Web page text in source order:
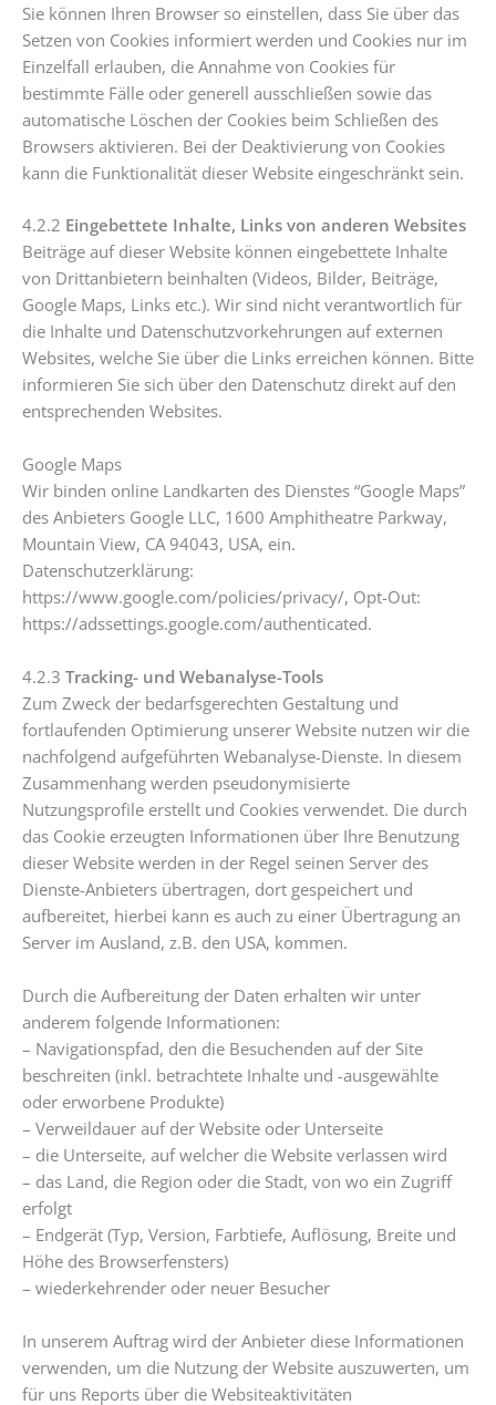
Sie können Ihren Browser so einstellen, dass Sie über das
Setzen von Cookies informiert werden und Cookies nur im
Einzelfall erlauben, die Annahme von Cookies für
bestimmte Fälle oder generell ausschließen sowie das
automatische Löschen der Cookies beim Schließen des
Browsers aktivieren. Bei der Deaktivierung von Cookies
kann die Funktionalität dieser Website eingeschränkt sein.
4.2.2 Eingebettete Inhalte, Links von anderen Websites
Beiträge auf dieser Website können eingebettete Inhalte
von Drittanbietern beinhalten (Videos, Bilder, Beiträge,
Google Maps, Links etc.). Wir sind nicht verantwortlich für
die Inhalte und Datenschutzvorkehrungen auf externen
Websites, welche Sie über die Links erreichen können. Bitte
informieren Sie sich über den Datenschutz direkt auf den
entsprechenden Websites.
Google Maps
Wir binden online Landkarten des Dienstes “Google Maps”
des Anbieters Google LLC, 1600 Amphitheatre Parkway,
Mountain View, CA 94043, USA, ein.
Datenschutzerklärung:
https://www.google.com/policies/privacy/, Opt-Out:
https://adssettings.google.com/authenticated.
4.2.3 Tracking- und Webanalyse-Tools
Zum Zweck der bedarfsgerechten Gestaltung und
fortlaufenden Optimierung unserer Website nutzen wir die
nachfolgend aufgeführten Webanalyse-Dienste. In diesem
Zusammenhang werden pseudonymisierte
Nutzungsprofile erstellt und Cookies verwendet. Die durch
das Cookie erzeugten Informationen über Ihre Benutzung
dieser Website werden in der Regel seinen Server des
Dienste-Anbieters übertragen, dort gespeichert und
aufbereitet, hierbei kann es auch zu einer Übertragung an
Server im Ausland, z.B. den USA, kommen.
Durch die Aufbereitung der Daten erhalten wir unter
anderem folgende Informationen:
– Navigationspfad, den die Besuchenden auf der Site
beschreiten (inkl. betrachtete Inhalte und -ausgewählte
oder erworbene Produkte)
– Verweildauer auf der Website oder Unterseite
– die Unterseite, auf welcher die Website verlassen wird
– das Land, die Region oder die Stadt, von wo ein Zugriff
erfolgt
– Endgerät (Typ, Version, Farbtiefe, Auflösung, Breite und
Höhe des Browserfensters)
– wiederkehrender oder neuer Besucher
In unserem Auftrag wird der Anbieter diese Informationen
verwenden, um die Nutzung der Website auszuwerten, um
für uns Reports über die Websiteaktivitäten